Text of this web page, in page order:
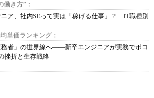
働き方”：
ア、社内SEって実は「稼げる仕事」？ IT職種別
単価ランキング：
者」の世界線へ――新卒エンジニアが実務でボコ
挫折と生存戦略